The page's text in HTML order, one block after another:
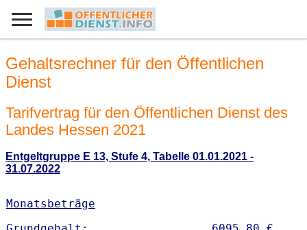
Gehaltsrechner für den Öffentlichen
Dienst
Tarifvertrag für den Öffentlichen Dienst des
Landes Hessen 2021
Entgeltgruppe E 13, Stufe 4, Tabelle 01.01.2021 -
31.07.2022
Monatsbeträge